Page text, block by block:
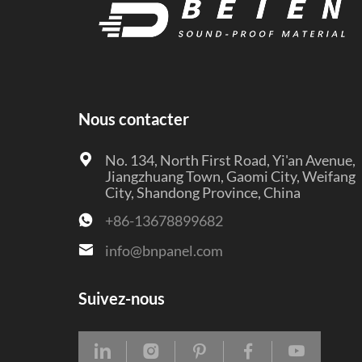
Nous contacter
No. 134, North First Road, Yi'an Avenue,
Jiangzhuang Town, Gaomi City, Weifang
City, Shandong Province, China
+86-13678899682
info@bnpanel.com
Suivez-nous